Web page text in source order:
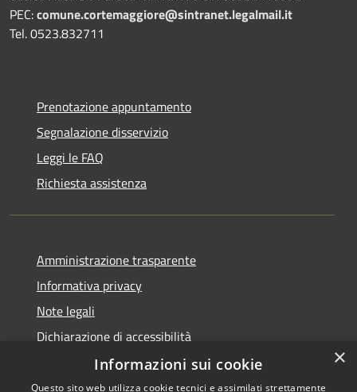
PEC:comune.cortemaggiore@sintranet.legalmail.it
Tel. 0523.832711
Prenotazione appuntamento
Segnalazione disservizio
Leggi le FAQ
Richiesta assistenza
Amministrazione trasparente
Informativa privacy
Note legali
Dichiarazione di accessibilità
×
Informazioni sui cookie
Questo sito web utilizza cookie tecnici e assimilati strettamente